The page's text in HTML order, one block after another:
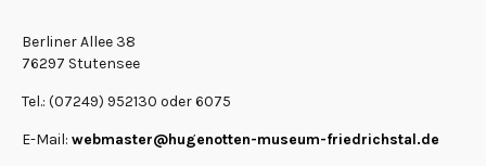
Berliner Allee 38
76297 Stutensee
Tel.: (07249) 952130 oder 6075
E-Mail: webmaster@hugenotten-museum-friedrichstal.de